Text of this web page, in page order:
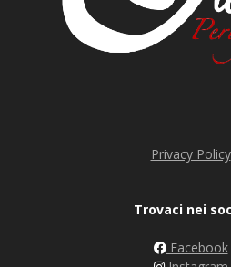
Privacy Policy
Trovaci nei
Facebook